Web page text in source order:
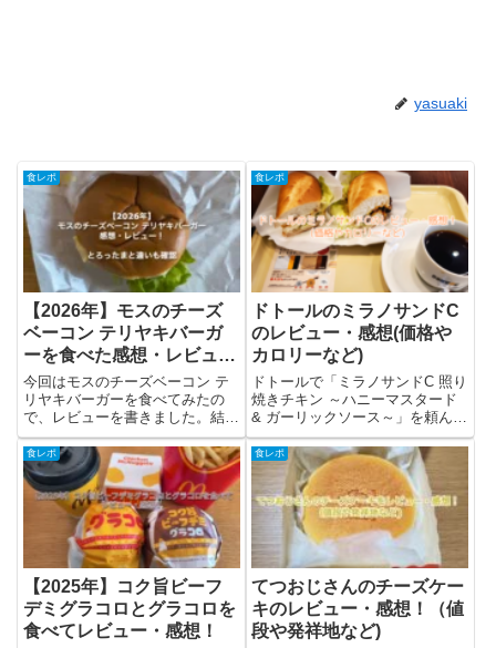
yasuaki
食レポ
【2026年】モスのチーズ
ベーコン テリヤキバーガ
ーを食べた感想・レビュ
ー！とろったまと違いも確
認
今回はモスのチーズベーコン テ
リヤキバーガーを食べてみたの
で、レビューを書きました。結論
としては、テリヤキのパティとベ
ーコンで、しっかりとお肉の味を
感じれて美味しかったです。チー
ズは一枚入っているだけなので、
チーズ感はあまりないので、チー
食レポ
ドトールのミラノサンドC
のレビュー・感想(価格や
カロリーなど)
ドトールで「ミラノサンドC 照り
焼きチキン ～ハニーマスタード
& ガーリックソース～」を頼ん
で、ランチで食べてきました！今
回は「ミラノサンドC 照り焼きチ
キン ～ハニーマスタード & ガー
リックソース～」についてと筆者
の感想・実食レビュー...
食レポ
【2025年】コク旨ビーフ
デミグラコロとグラコロを
食べてレビュー・感想！
食レポ
てつおじさんのチーズケー
キのレビュー・感想！（値
段や発祥地など)